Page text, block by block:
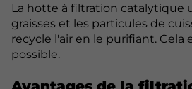
La hotte à filtration catalytique
graisses et les particules de
recycle l'air en le purifiant.
possible.